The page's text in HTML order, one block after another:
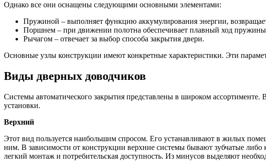
Однако все они оснащены следующими основными элементами:
Пружиной – выполняет функцию аккумулирования энергии,
Поршнем – при движении полотна обеспечивает плавный ход
Рычагом – отвечает за выбор способа закрытия двери.
Основные узлы конструкции имеют конкретные характеристики. Эти
Виды дверных доводчиков
Системы автоматического закрытия представлены в широком
установки.
Верхний
Этот вид пользуется наибольшим спросом. Его устанавливают в жилых
ним. В зависимости от конструкции верхние системы бывают зубчатые
легкий монтаж и потребительская доступность. Из минусов выделяют